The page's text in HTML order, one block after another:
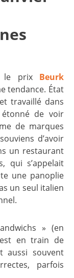
le prix Beurk
tendance. État
travaillé dans
de voir
de marques
d’avoir
un restaurant
qui s’appelait
une panoplie
un seul italien
» (en
en train de
aussi souvent
parfois